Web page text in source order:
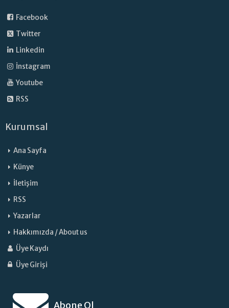
Facebook
Twitter
Linkedin
İnstagram
Youtube
RSS
Kurumsal
Ana Sayfa
Künye
İletişim
RSS
Yazarlar
Hakkımızda / About us
Üye Kaydı
Üye Girişi
Abone Ol